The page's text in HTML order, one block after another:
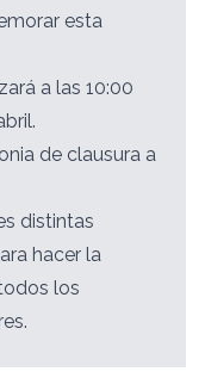
esta
a las 10:00
de clausura a
distintas
hacer la
los